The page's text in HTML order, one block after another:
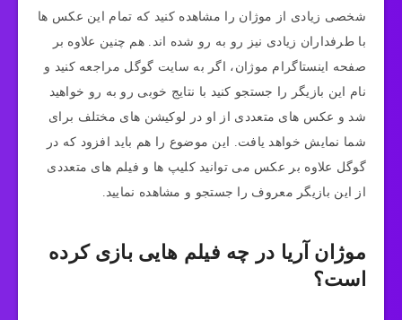
شخصی زیادی از موژان را مشاهده کنید که تمام این عکس‌ ها
با طرفداران زیادی نیز رو به رو شده اند. هم چنین علاوه بر
صفحه اینستاگرام موژان، اگر به سایت گوگل مراجعه کنید و
نام این بازیگر را جستجو کنید با نتایج خوبی رو به رو خواهید
شد و عکس‌ های متعددی از او در لوکیشن‌ های مختلف برای
شما نمایش خواهد یافت. این موضوع را هم باید افزود که در
گوگل علاوه بر عکس می توانید کلیپ ها و فیلم های متعددی
از این بازیگر معروف را جستجو و مشاهده نمایید.
موژان آریا در چه فیلم هایی بازی کرده
است؟